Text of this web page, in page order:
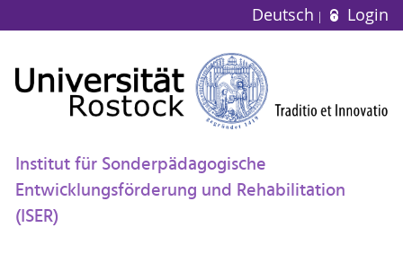
Deutsch Login
Institut für Sonderpädagogische
Entwicklungsförderung und Rehabilitation
(ISER)